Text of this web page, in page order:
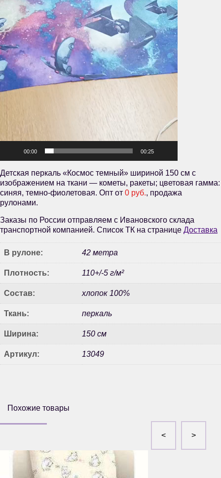
00:00 00:25
Детская перкаль «Космос темный» шириной 150 см с
изображением на ткани — кометы, ракеты; цветовая гамма:
синяя, темно-фиолетовая. Опт от 0 руб., продажа
рулонами.
Заказы по России отправляем с Ивановского склада
транспортной компанией. Список ТК на странице Доставка
В рулоне: 42 метра
Плотность: 110+/-5 г/м²
Состав: хлопок 100%
Ткань: перкаль
Ширина: 150 см
Артикул: 13049
Похожие товары